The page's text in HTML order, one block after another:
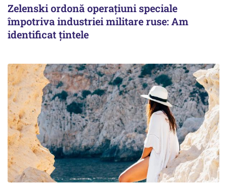
Zelenski ordonă operațiuni speciale
împotriva industriei militare ruse: Am
identificat țintele